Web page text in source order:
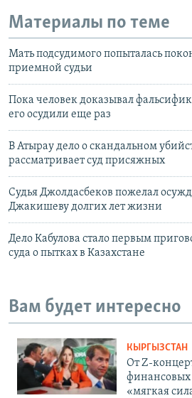
Материалы по теме
Мать подсудимого попыталась
приемной судьи
Пока человек доказывал
его осудили еще раз
В Атырау дело о скандальном
рассматривает суд присяжных
Судья Джолдасбеков пожелал
Джакишеву долгих лет жизни
Дело Кабулова стало первым
суда о пытках в Казахстане
Вам будет интересно
КЫРГЫЗСТАН
От Z-
финансовых
«мягкая